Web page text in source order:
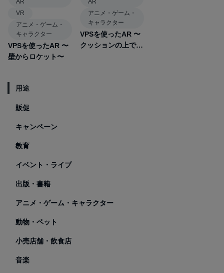
VR
アニメ・ゲーム・
キャラクター
VPSを使ったAR 〜
壁からロケット〜
アニメ・ゲーム・
キャラクター
VPSを使ったAR 〜
クッションの上でジ
用途
販促
キャンペーン
教育
イベント・ライブ
出版・書籍
アニメ・ゲーム・キャラクター
動物・ペット
小売店舗・飲食店
音楽